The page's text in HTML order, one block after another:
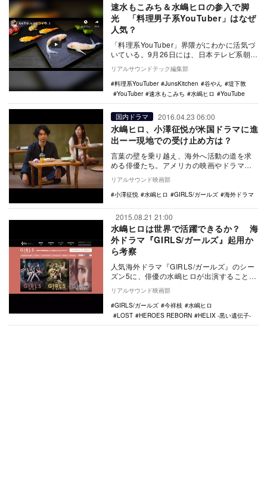
速水もこみち＆水嶋ヒロの参入で脚
光 「料理男子系YouTuber」はなぜ
人気？
「料理系YouTuber」界隈がにわかに活気づ
いている。9月26日には、日本テレビ系朝の
情報番組『ZIP!』の大人気コーナーだっ…
リアルサウンドテック編集部
料理系YouTuber
JunsKitchen 谷やん
堤下敦
YouTuber
速水もこみち 水嶋ヒロ YouTube
国内ドラマ 2016.04.23 06:00
水嶋ヒロ、小澤征悦が米国ドラマに進
出ーー現地での受け止め方は？
言葉の壁を乗り越え、海外へ活動の道を求
める俳優たち。アメリカの映画やドラマに
おける日本人男性役を演じられる俳優と言
えば渡辺謙や真…
リアルサウンド映画部
小澤征悦
水嶋ヒロ GIRLS/ガールズ 海外ドラマ
2015.08.21 21:00
水嶋ヒロは世界で活躍できるか？ 海
外ドラマ『GIRLS/ガールズ』起用か
ら考察
人気海外ドラマ『GIRLS/ガールズ』のシー
ズン5に、俳優の水嶋ヒロが出演することが
決定し、話題となっている。主演女優でプ
ロデュ…
リアルサウンド映画部
GIRLS/ガールズ
今祥枝
水嶋ヒロ
LOST
HEROES REBORN HELIX -黒い遺伝子-